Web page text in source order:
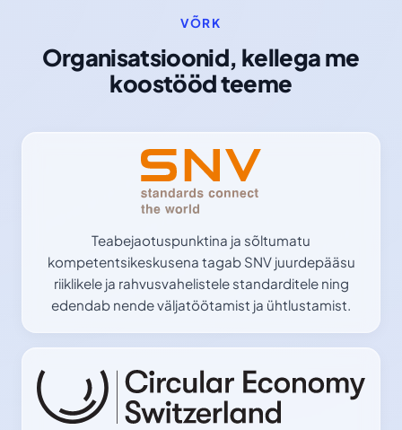
VÕRK
Organisatsioonid, kellega me
koostööd teeme
Teabejaotuspunktina ja sõltumatu
kompetentsikeskusena tagab SNV juurdepääsu
riiklikele ja rahvusvahelistele standarditele ning
edendab nende väljatöötamist ja ühtlustamist.